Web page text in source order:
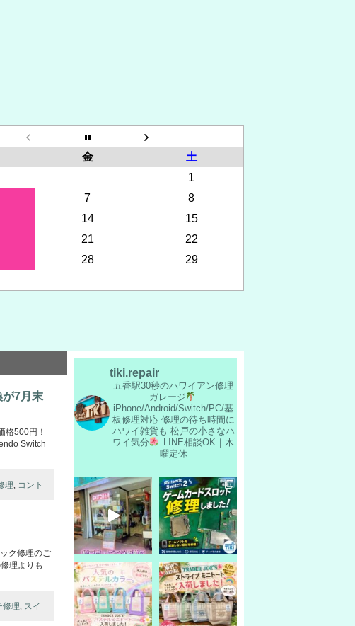
金
土
1
7
8
14
15
21
22
28
29
7月末
格500円！
Switch
理
コント
ク修理のご
理よりも
修理
スイ
tiki.repair
五香駅30秒のハワイアン修理
ガレージ
iPhone/Android/Switch/PC/基
板修理対応修理の待ち時間に
ハワイ雑貨も 松戸の小さなハ
ワイ気分
LINE相談OK｜木
曜定休